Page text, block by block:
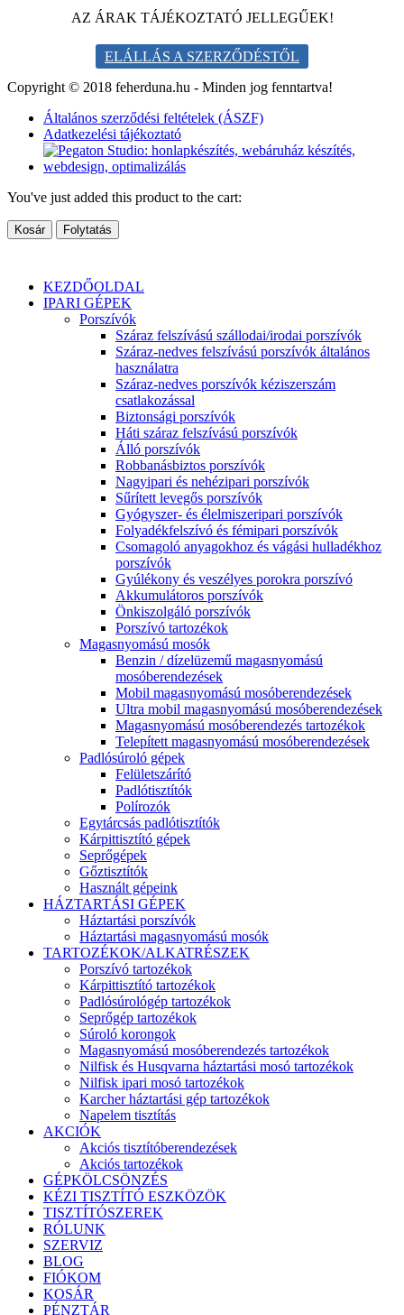
AZ ÁRAK TÁJÉKOZTATÓ JELLEGŰEK!
ELÁLLÁS A SZERZŐDÉSTŐL
Copyright © 2018 feherduna.hu - Minden jog fenntartva!
Általános szerződési feltételek (ÁSZF)
Adatkezelési tájékoztató
You've just added this product to the cart:
Kosár Folytatás
KEZDŐOLDAL
IPARI GÉPEK
Porszívók
Száraz felszívású szállodai/irodai porszívók
Száraz-nedves felszívású porszívók általános
használatra
Száraz-nedves porszívók kéziszerszám
csatlakozással
Biztonsági porszívók
Háti száraz felszívású porszívók
Álló porszívók
Robbanásbiztos porszívók
Nagyipari és nehézipari porszívók
Sűrített levegős porszívók
Gyógyszer- és élelmiszeripari porszívók
Folyadékfelszívó és fémipari porszívók
Csomagoló anyagokhoz és vágási hulladékhoz
porszívók
Gyúlékony és veszélyes porokra porszívó
Akkumulátoros porszívók
Önkiszolgáló porszívók
Porszívó tartozékok
Magasnyomású mosók
Benzin / dízelüzemű magasnyomású
mosóberendezések
Mobil magasnyomású mosóberendezések
Ultra mobil magasnyomású mosóberendezések
Magasnyomású mosóberendezés tartozékok
Telepített magasnyomású mosóberendezések
Padlósúroló gépek
Felületszárító
Padlótisztítók
Polírozók
Egytárcsás padlótisztítók
Kárpittisztító gépek
Seprőgépek
Gőztisztítók
Használt gépeink
HÁZTARTÁSI GÉPEK
Háztartási porszívók
Háztartási magasnyomású mosók
TARTOZÉKOK/ALKATRÉSZEK
Porszívó tartozékok
Kárpittisztító tartozékok
Padlósúrológép tartozékok
Seprőgép tartozékok
Súroló korongok
Magasnyomású mosóberendezés tartozékok
Nilfisk és Husqvarna háztartási mosó tartozékok
Nilfisk ipari mosó tartozékok
Karcher háztartási gép tartozékok
Napelem tisztítás
AKCIÓK
Akciós tisztítóberendezések
Akciós tartozékok
GÉPKÖLCSÖNZÉS
KÉZI TISZTÍTÓ ESZKÖZÖK
TISZTÍTÓSZEREK
RÓLUNK
SZERVIZ
BLOG
FIÓKOM
KOSÁR
PÉNZTÁR